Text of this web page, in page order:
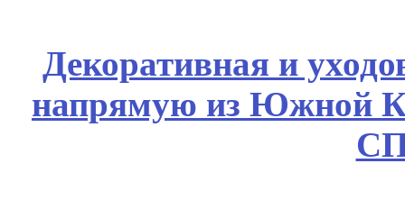
Декоративная и
напрямую из